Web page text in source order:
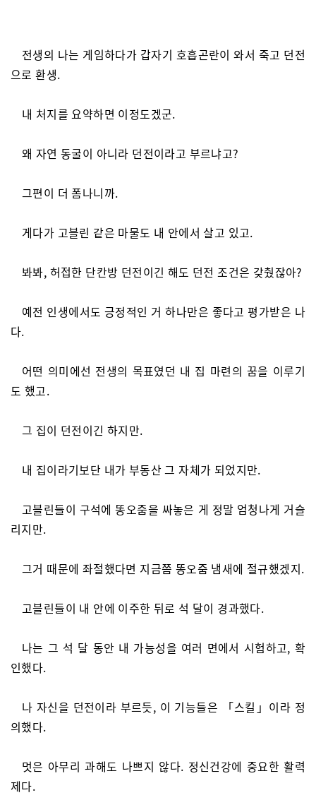
전생의 나는 게임하다가 갑자기 호흡곤란이 와서 죽고 던전
으로 환생.
내 처지를 요약하면 이정도겠군.
왜 자연 동굴이 아니라 던전이라고 부르냐고?
그편이 더 폼나니까.
게다가 고블린 같은 마물도 내 안에서 살고 있고.
봐봐, 허접한 단칸방 던전이긴 해도 던전 조건은 갖췄잖아?
예전 인생에서도 긍정적인 거 하나만은 좋다고 평가받은 나
다.
어떤 의미에선 전생의 목표였던 내 집 마련의 꿈을 이루기
도 했고.
그 집이 던전이긴 하지만.
내 집이라기보단 내가 부동산 그 자체가 되었지만.
고블린들이 구석에 똥오줌을 싸놓은 게 정말 엄청나게 거슬
리지만.
그거 때문에 좌절했다면 지금쯤 똥오줌 냄새에 절규했겠지.
고블린들이 내 안에 이주한 뒤로 석 달이 경과했다.
나는 그 석 달 동안 내 가능성을 여러 면에서 시험하고, 확
인했다.
나 자신을 던전이라 부르듯, 이 기능들은 「스킬」이라 정
의했다.
멋은 아무리 과해도 나쁘지 않다. 정신건강에 중요한 활력
제다.